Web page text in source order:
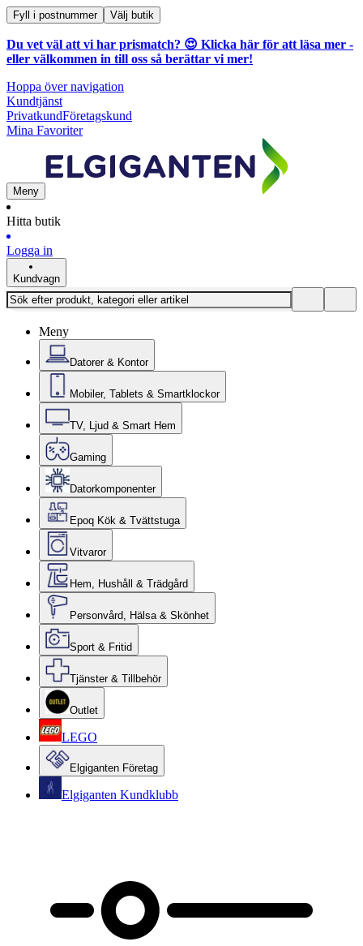
Fyll i postnummer Välj butik
Du vet väl att vi har prismatch? 😍 Klicka här för att läsa mer -
eller välkommen in till oss så berättar vi mer!
Hoppa över navigation
Kundtjänst
PrivatkundFöretagskund
Mina Favoriter
Meny
Hitta butik
Logga in
Kundvagn
Meny
Datorer & Kontor
Mobiler, Tablets & Smartklockor
TV, Ljud & Smart Hem
Gaming
Datorkomponenter
Epoq Kök & Tvättstuga
Vitvaror
Hem, Hushåll & Trädgård
Personvård, Hälsa & Skönhet
Sport & Fritid
Tjänster & Tillbehör
Outlet
LEGO
Elgiganten Företag
Elgiganten Kundklubb